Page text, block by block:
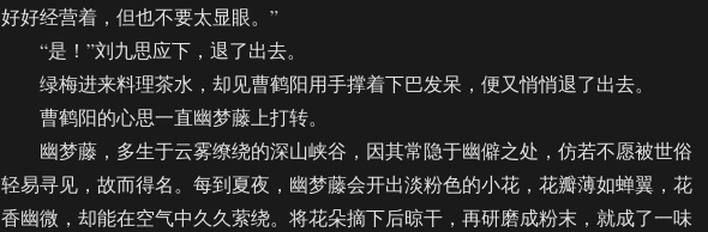
好好经营着，但也不要太显眼。”
“是！”刘九思应下，退了出去。
绿梅进来料理茶水，却见曹鹤阳用手撑着下巴发呆，便又悄悄退了出去。
曹鹤阳的心思一直幽梦藤上打转。
幽梦藤，多生于云雾缭绕的深山峡谷，因其常隐于幽僻之处，仿若不愿被世俗
轻易寻见，故而得名。每到夏夜，幽梦藤会开出淡粉色的小花，花瓣薄如蝉翼，花
香幽微，却能在空气中久久萦绕。将花朵摘下后晾干，再研磨成粉末，就成了一味